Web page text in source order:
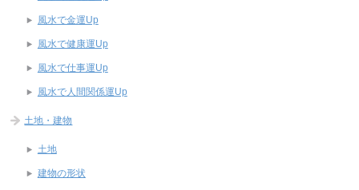
風水で金運Up
風水で健康運Up
風水で仕事運Up
風水で人間関係運Up
土地・建物
土地
建物の形状